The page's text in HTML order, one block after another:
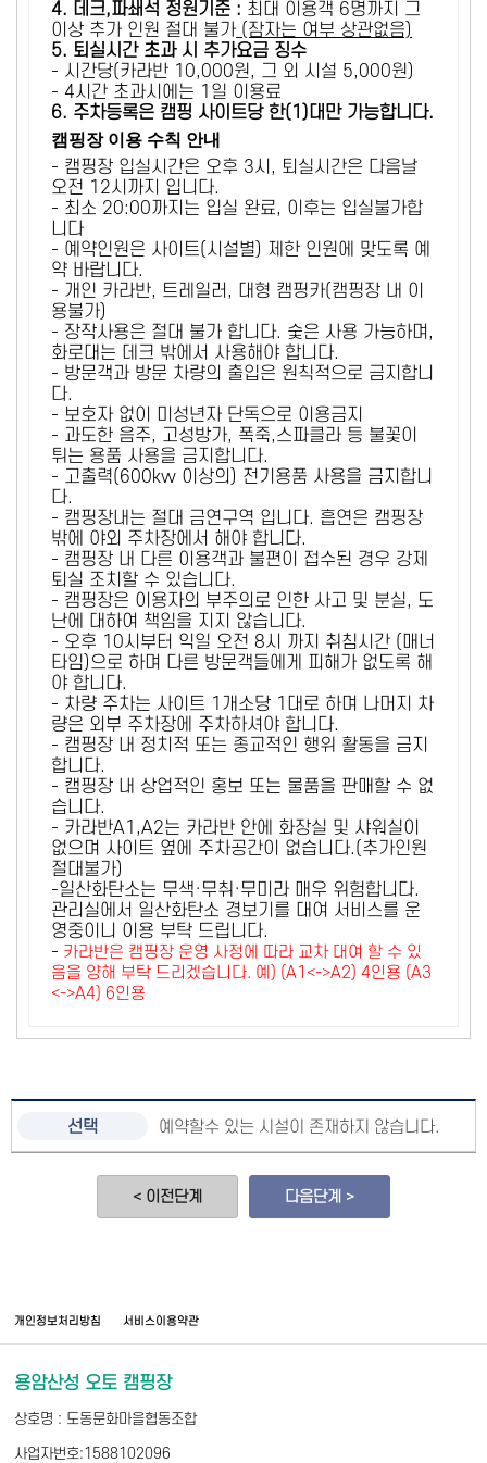
4. 데크,파쇄석 정원기준 : ​최대 이용객 6명까지 그
이상 추가 인원 절대 불가 (잠자는 여부 상관없음)
5. 퇴실시간 초과 시 추가요금 징수
- 시간당(카라반 10,000원, 그 외 시설 5,000원)
- 4시간 초과시에는 1일 이용료
6. 주차등록은 캠핑 사이트당 한(1)대만 가능합니다.
캠핑장 이용 수칙 안내
- 캠핑장 입실시간은 오후 3시, 퇴실시간은 다음날
오전 12시까지 입니다.
- 최소 20:00까지는 입실 완료, 이후는 입실불가합
니다
- 예약인원은 사이트(시설별) 제한 인원에 맞도록 예
약 바랍니다.
- 개인 카라반, 트레일러, 대형 캠핑카(캠핑장 내 이
용불가)
- 장작사용은 절대 불가 합니다. 숯은 사용 가능하며,
화로대는 데크 밖에서 사용해야 합니다.
- 방문객과 방문 차량의 출입은 원칙적으로 금지합니
다.
- 보호자 없이 미성년자 단독으로 이용금지
- 과도한 음주, 고성방가, 폭죽,스파클라 등 불꽃이
튀는 용품 사용을 금지합니다.
- 고출력(600kw 이상의) 전기용품 사용을 금지합니
다.
- 캠핑장내는 절대 금연구역 입니다. 흡연은 캠핑장
밖에 야외 주차장에서 해야 합니다.
- 캠핑장 내 다른 이용객과 불편이 접수된 경우 강제
퇴실 조치할 수 있습니다.
- 캠핑장은 이용자의 부주의로 인한 사고 및 분실, 도
난에 대하여 책임을 지지 않습니다.
- 오후 10시부터 익일 오전 8시 까지 취침시간 (매너
타임)으로 하며 다른 방문객들에게 피해가 없도록 해
야 합니다.
- 차량 주차는 사이트 1개소당 1대로 하며 나머지 차
량은 외부 주차장에 주차하셔야 합니다.
- 캠핑장 내 정치적 또는 종교적인 행위 활동을 금지
합니다.
- 캠핑장 내 상업적인 홍보 또는 물품을 판매할 수 없
습니다.
- 카라반A1,A2는 카라반 안에 화장실 및 샤워실이
없으며 사이트 옆에 주차공간이 없습니다.(추가인원
절대불가)
-일산화탄소는 무색·무취·무미라 매우 위험합니다.
관리실에서 일산화탄소 경보기를 대여 서비스를 운
영중이니 이용 부탁 드립니다.
- 카라반은 캠핑장 운영 사정에 따라 교차 대여 할 수 있
음을 양해 부탁 드리겠습니다. 예) (A1<->A2) 4인용 (A3
<->A4) 6인용
예약할수 있는 시설이 존재하지 않습니다.
< 이전단계 다음단계 >
개인정보처리방침 서비스이용약관
용암산성 오토 캠핑장
상호명 : 도동문화마을협동조합
사업자번호:1588102096